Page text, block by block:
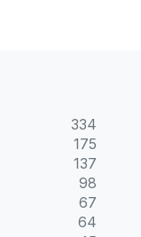
334
175
137
98
67
64